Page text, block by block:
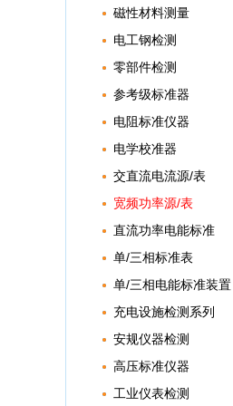
磁性材料测量
电工钢检测
零部件检测
参考级标准器
电阻标准仪器
电学校准器
交直流电流源/表
宽频功率源/表
直流功率电能标准
单/三相标准表
单/三相电能标准装置
充电设施检测系列
安规仪器检测
高压标准仪器
工业仪表检测